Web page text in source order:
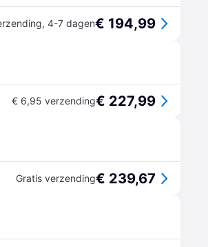
, 4-7 dagen€ 194,99
€ 6,95 verzending€ 227,99
Gratis verzending€ 239,67